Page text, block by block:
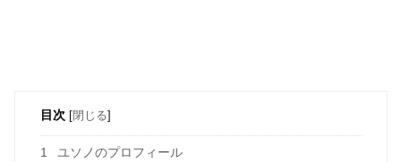
目次 [閉じる]
1 ユソノのプロフィール